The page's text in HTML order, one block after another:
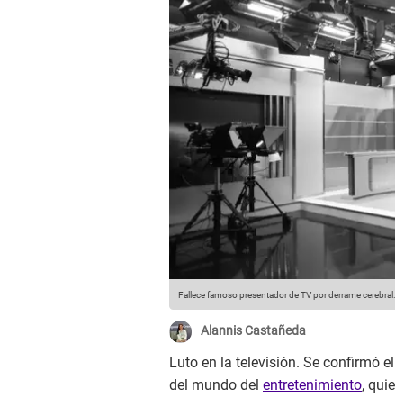
Fallece famoso presentador de TV por derrame cerebral.
Alannis Castañeda
Luto en la televisión. Se confirmó
del mundo del entretenimiento,